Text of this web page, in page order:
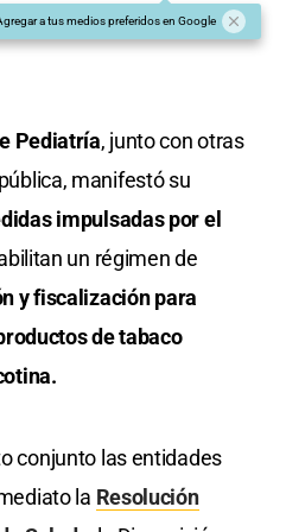
a tus medios preferidos en Google
Pediatría, junto con otras
manifestó su
impulsadas por el
un régimen de
y fiscalización para
de tabaco
conjunto las entidades
la Resolución